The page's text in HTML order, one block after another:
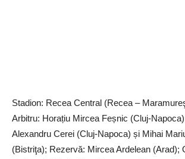
Stadion: Recea Central (Recea –
Arbitru: Horațiu Mircea Feșnic (Cluj-
Alexandru Cerei (Cluj-Napoca) și Mihai
(Bistriţa); Rezervă: Mircea Ardelean (Arad);